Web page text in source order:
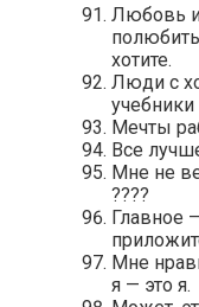
Любовь и
хотите.
Люди с
учебники
Мечты
Все
Мне не
????
Главное
Мне
я — это я.